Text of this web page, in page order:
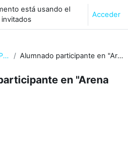
de entrada
está usando el
Acceder
Exposición virtual del CEIP Luis Vives Alumnado participante en "Arena mágica"
en "Arena